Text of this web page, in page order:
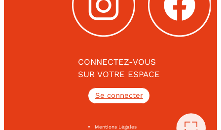
CONNECTEZ-VOUS
SUR VOTRE ESPACE
Se connecter
Mentions Légales